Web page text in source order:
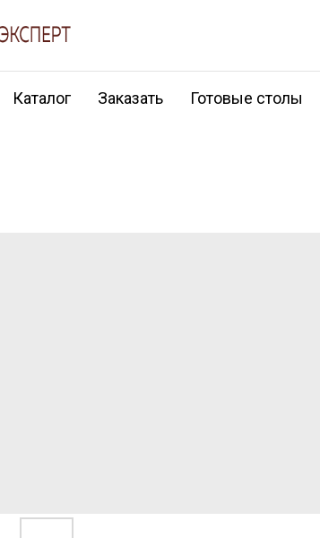
Каталог Заказать Готовые столы